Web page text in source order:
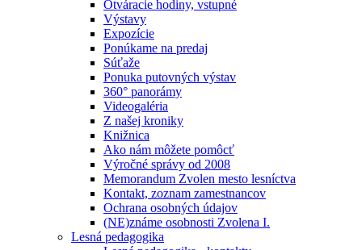
Otváracie hodiny, vstupné
Výstavy
Expozície
Ponúkame na predaj
Súťaže
Ponuka putovných výstav
360° panorámy
Videogaléria
Z našej kroniky
Knižnica
Ako nám môžete pomôcť
Výročné správy od 2008
Memorandum Zvolen mesto lesníctva
Kontakt, zoznam zamestnancov
Ochrana osobných údajov
(NE)známe osobnosti Zvolena I.
Lesná pedagogika